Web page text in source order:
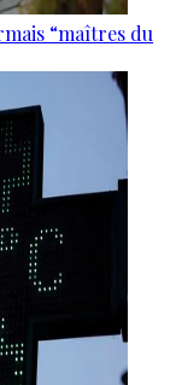
“maîtres du